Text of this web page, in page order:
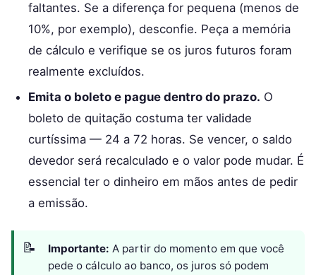
faltantes. Se a diferença for pequena (menos de
10%, por exemplo), desconfie. Peça a memória
de cálculo e verifique se os juros futuros foram
realmente excluídos.
Emita o boleto e pague dentro do prazo. O
boleto de quitação costuma ter validade
curtíssima — 24 a 72 horas. Se vencer, o saldo
devedor será recalculado e o valor pode mudar. É
essencial ter o dinheiro em mãos antes de pedir
a emissão.
Importante: A partir do momento em que você
pede o cálculo ao banco, os juros só podem